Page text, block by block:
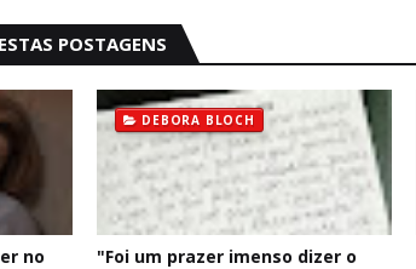
POSTAGENS
no
DEBORA BLOCH
"Foi um prazer imenso dizer o